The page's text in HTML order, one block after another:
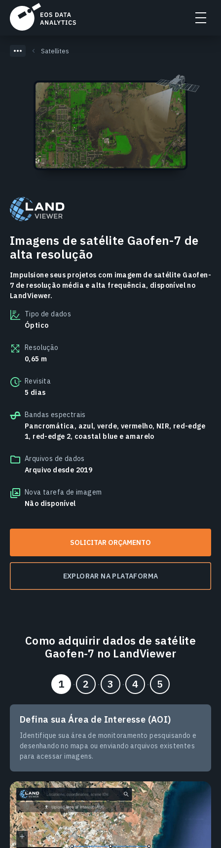
Satellites
Imagens de satélite Gaofen-7 de
alta resolução
Impulsione seus projetos com imagem de satélite Gaofen-
7 de resolução média e alta frequência, disponível no
LandViewer.
Tipo de dados
Óptico
Resolução
0,65 m
Revisita
5 dias
Bandas espectrais
Pancromática, azul, verde, vermelho, NIR, red-edge
1, red-edge 2, coastal blue e amarelo
Arquivos de dados
Arquivo desde 2019
Nova tarefa de imagem
Não disponível
SOLICITAR ORÇAMENTO
EXPLORAR NA PLATAFORMA
Como adquirir dados de satélite
Gaofen-7 no LandViewer
Defina sua Área de Interesse (AOI)
Identifique sua área de monitoramento pesquisando e
desenhando no mapa ou enviando arquivos existentes
para acessar imagens.